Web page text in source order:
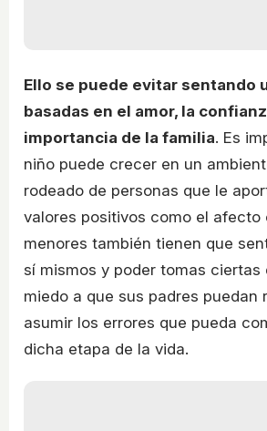
Ello se puede evitar sentando
basadas en el amor, la
importancia de la familia. Es
niño puede crecer en un
rodeado de personas que le
valores positivos como el afecto
menores también tienen que
sí mismos y poder tomas ciertas
miedo a que sus padres puedan
asumir los errores que pueda
dicha etapa de la vida.